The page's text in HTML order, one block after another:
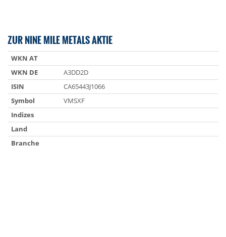
ZUR NINE MILE METALS AKTIE
WKN AT
WKN DE
A3DD2D
ISIN
CA65443J1066
Symbol
VMSXF
Indizes
Land
Branche